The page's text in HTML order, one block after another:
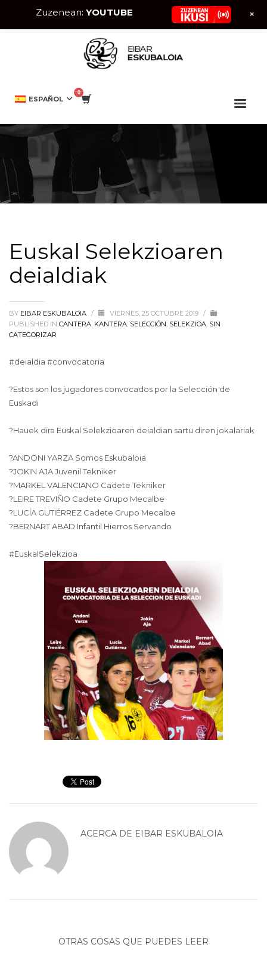
ESPAÑOL
Euskal Selekzioaren deialdiak
Euskal Selekzioaren
deialdiak
BY EIBAR ESKUBALOIA / VIERNES, 25 OCTUBRE 2019 /
PUBLISHED IN CANTERA, KANTERA, SELECCIÓN, SELEKZIOA, SIN
CATEGORIZAR
#deialdia #convocatoria
?Estos son los jugadores convocados por la Selección de
Euskadi
?Hauek dira Euskal Selekzioaren deialdian sartu diren jokalariak
?ANDONI YARZA Somos Eskubaloia
?JOKIN AJA Juvenil Tekniker
?MARKEL VALENCIANO Cadete Tekniker
?LEIRE TREVIÑO Cadete Grupo Mecalbe
?LUCÍA GUTIÉRREZ Cadete Grupo Mecalbe
?BERNART ABAD Infantil Hierros Servando
#EuskalSelekzioa
ACERCA DE EIBAR ESKUBALOIA
OTRAS COSAS QUE PUEDES LEER
Zuzenean: YOUTUBE +